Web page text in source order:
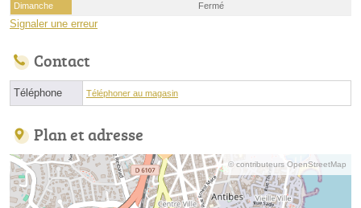
Dimanche
Fermé
Signaler une erreur
Contact
Téléphone Téléphoner au magasin
Plan et adresse
© contributeurs OpenStreetMap